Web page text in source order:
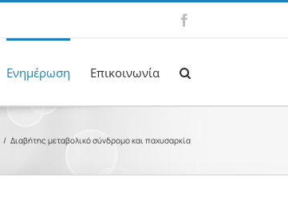
Ενημέρωση Επικοινωνία
/ Διαβήτης μεταβολικό σύνδρομο και παχυσαρκία